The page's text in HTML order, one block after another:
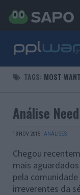
TAGS: MOST
Análise
18 NOV 2015 · ANÁLISES
Chegou
mais
pela comunidade
irreverentes da